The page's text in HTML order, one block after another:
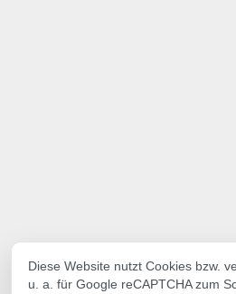
Diese Website nutzt Cookies bzw.
u. a. für Google reCAPTCHA zum